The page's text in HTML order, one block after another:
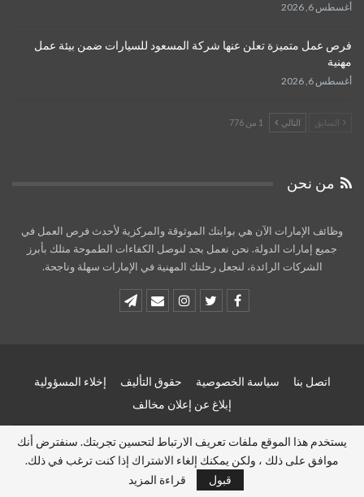
أغسطس 6, 2026
فرص عمل متميزة تعلن عنها شركة المسعود للسيارات ضمن بيئة عمل
مهنية
أغسطس 6, 2026
السابق التالي 1 من 776
من نحن
وظائف الإمارات الآن هي بوابتك الموثوقة والمركزية لأحدث فرص العمل في
جميع إمارات الدولة. نحن نعمل بجد لنوصل الكفاءات الطموحة مثلك بأبرز
الشركات الرائدة، لنجعل رحلتك المهنية في الإمارات سهلة وناجحة.
اتصل بنا سياسة الخصوصية حقوق التأليف
إخلاء المسؤولية
إبلاغ عن إعلان مخالف
© 2026 - وظائف الامارات الان - Uae jobs now. All Rights Reserved.
Website Design:
uaejobsnow
يستخدم هذا الموقع ملفات تعريف الارتباط لتحسين تجربتك. سنفترض أنك
موافق على ذلك ، ولكن يمكنك إلغاء الاشتراك إذا كنت ترغب في ذلك.
قبول
قراءة المزيد